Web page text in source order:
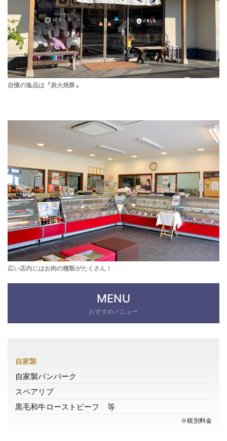
自慢の逸品は『炭火焼豚』
広い店内にはお肉の種類がたくさん！
MENU
おすすめメニュー
自家製
自家製パンバーク
スペアリブ
黒毛和牛ローストビーフ 等
※税別料金